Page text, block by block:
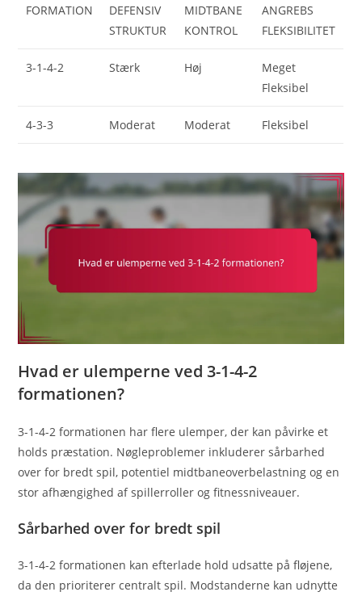
FORMATION
DEFENSIV
STRUKTUR
MIDTBANE
KONTROL
ANGREBS
FLEKSIBILITET
3-1-4-2 Stærk Høj
Meget
Fleksibel
4-3-3 Moderat Moderat Fleksibel
Hvad er ulemperne ved 3-1-4-2
formationen?
3-1-4-2 formationen har flere ulemper, der kan påvirke et
holds præstation. Nøgleproblemer inkluderer sårbarhed
over for bredt spil, potentiel midtbaneoverbelastning og en
stor afhængighed af spillerroller og fitnessniveauer.
Sårbarhed over for bredt spil
3-1-4-2 formationen kan efterlade hold udsatte på fløjene,
da den prioriterer centralt spil. Modstanderne kan udnytte